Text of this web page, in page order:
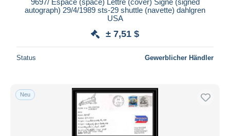
autograph) 29/4/1989 sts-29 shuttle (navette) dahlgren
USA
± 7,51 $
Status Gewerblicher Händler
Neu